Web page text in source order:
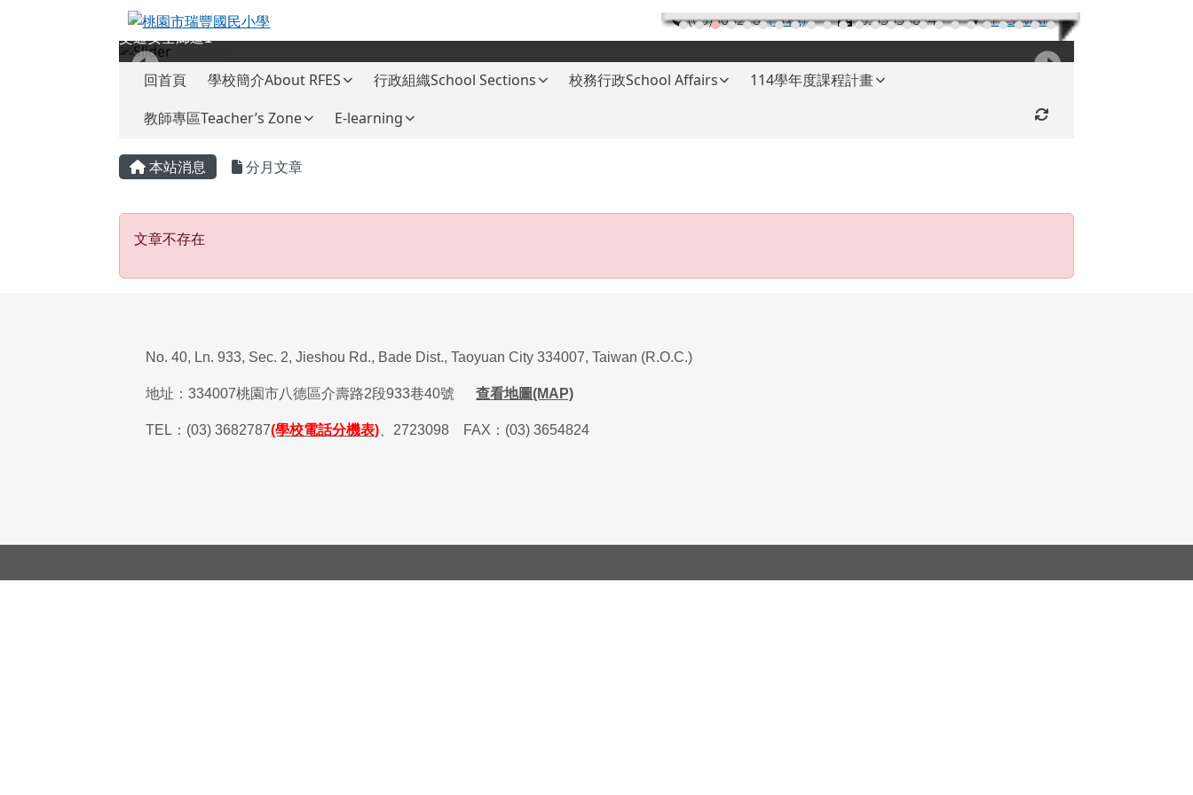
桃園市瑞豐國民小學 (03)3682787(分機) (03)3654824 RFES-MAP
圖書館前庭
回首頁 學校簡介About RFES 行政組織School Sections 校務行政School Affairs
114學年度課程計畫
教師專區Teacher’s Zone
E-learning 重新取得佈景設定
主內容區域
本站消息 分月文章
文章不存在
文章不存在
No. 40, Ln. 933, Sec. 2, Jieshou Rd., Bade Dist., Taoyuan City 334007, Taiwan (R.O.C.)
地址：334007桃園市八德區介壽路2段933巷40號 查看地圖(MAP)
TEL ： (03) 3682787(學校電話分機表) 2723098 FAX ： (03) 3654824